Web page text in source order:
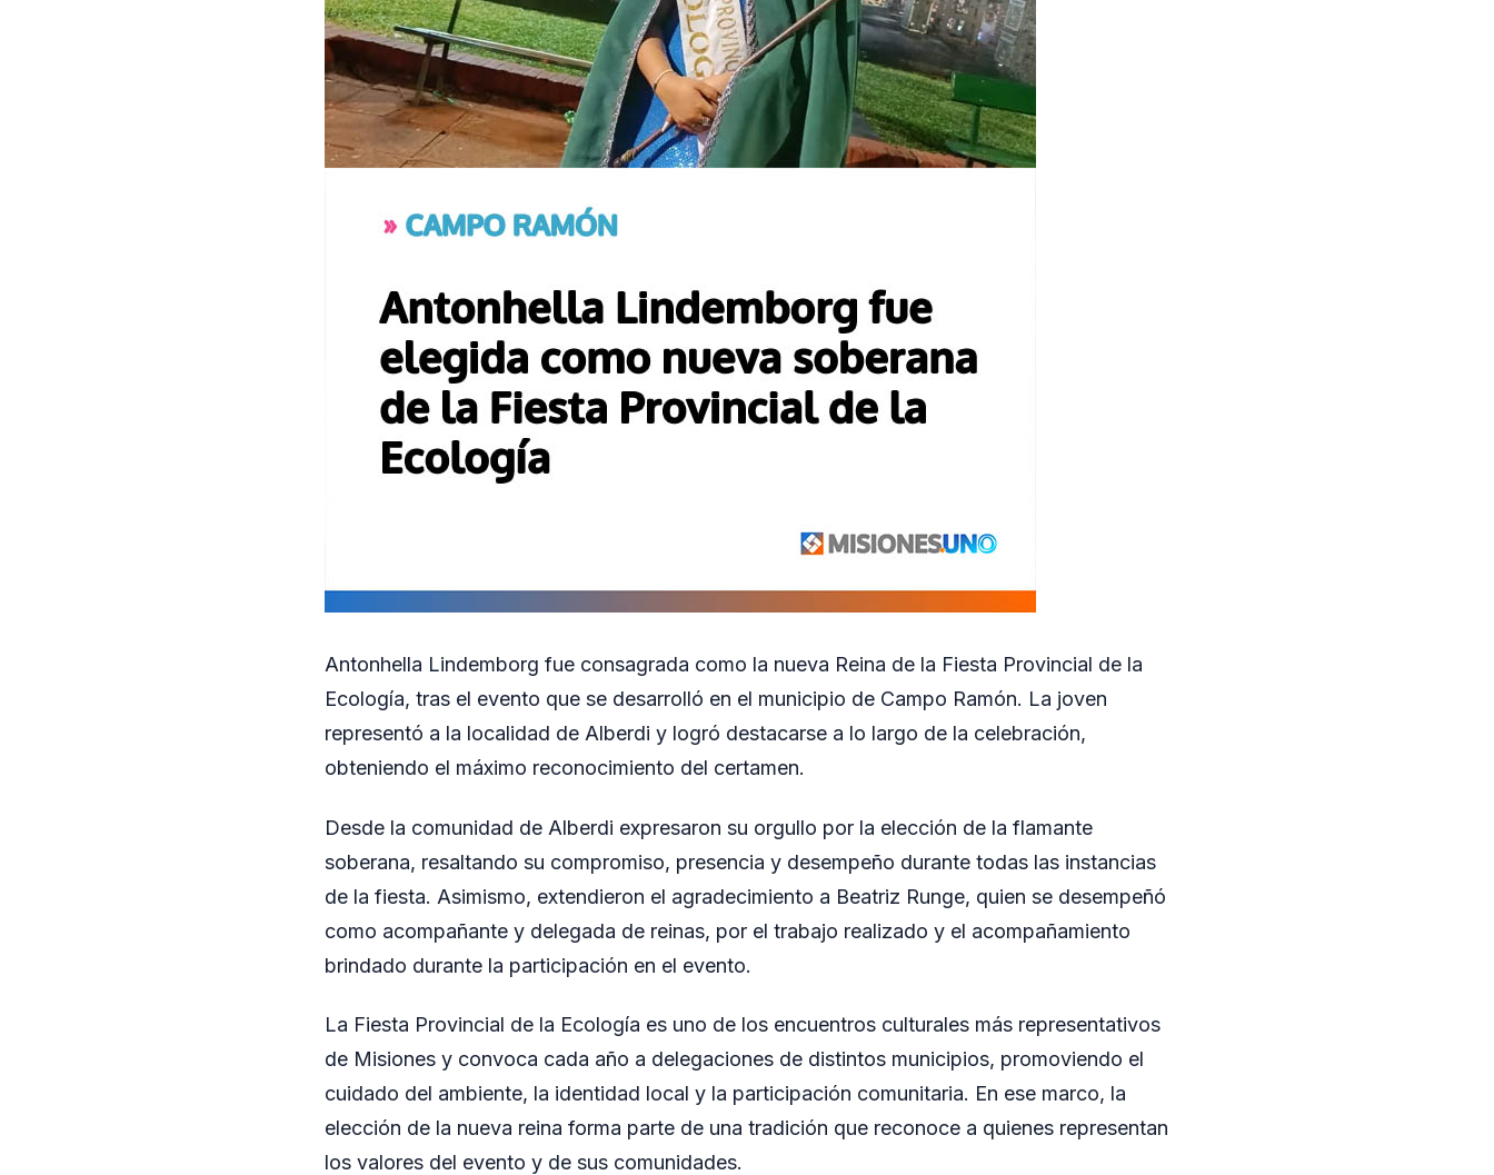
Antonhella Lindemborg fue consagrada como la nueva Reina de la Fiesta Provincial de la
Ecología, tras el evento que se desarrolló en el municipio de Campo Ramón. La joven
representó a la localidad de Alberdi y logró destacarse a lo largo de la celebración,
obteniendo el máximo reconocimiento del certamen.
Desde la comunidad de Alberdi expresaron su orgullo por la elección de la flamante
soberana, resaltando su compromiso, presencia y desempeño durante todas las instancias
de la fiesta. Asimismo, extendieron el agradecimiento a Beatriz Runge, quien se desempeñó
como acompañante y delegada de reinas, por el trabajo realizado y el acompañamiento
brindado durante la participación en el evento.
La Fiesta Provincial de la Ecología es uno de los encuentros culturales más representativos
de Misiones y convoca cada año a delegaciones de distintos municipios, promoviendo el
cuidado del ambiente, la identidad local y la participación comunitaria. En ese marco, la
elección de la nueva reina forma parte de una tradición que reconoce a quienes representan
los valores del evento y de sus comunidades.